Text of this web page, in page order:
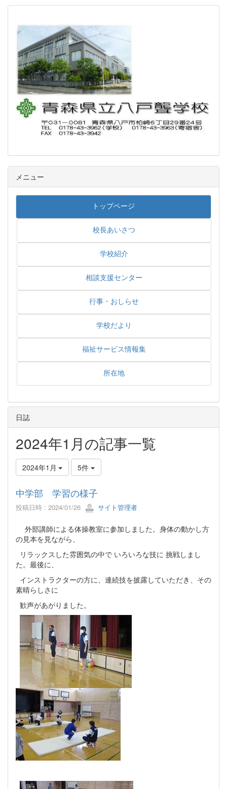
メニュー
トップページ
校長あいさつ
学校紹介
相談支援センター
行事・おしらせ
学校だより
福祉サービス情報集
所在地
日誌
2024年1月の記事一覧
2024年1月 5件
中学部 学習の様子
投稿日時 : 2024/01/26 サイト管理者
外部講師による体操教室に参加しました。身体の動かし方
の見本を見ながら、
リラックスした雰囲気の中で いろいろな技に 挑戦しまし
た。最後に、
インストラクターの方に、連続技を披露していただき、その
素晴らしさに
歓声があがりました。